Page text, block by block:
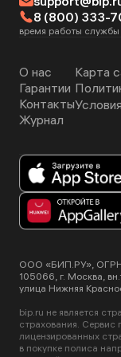
страховщику.
договоре
8 (800) 333-
время работы
О нас
Гарантии
Контакты
Журнал
Карта
ООО «БИП.РУ», ОГРН
105066, г. Москва,
улица Нижняя
bip.ru не является
страхования.
лицензированных
в покупке полиса